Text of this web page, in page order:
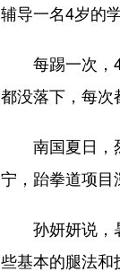
辅导一名4岁的
每踢一次，4
都没落下，每次
南国夏日，烈
宁，跆拳道项目
孙妍妍说，暑
些基本的腿法和